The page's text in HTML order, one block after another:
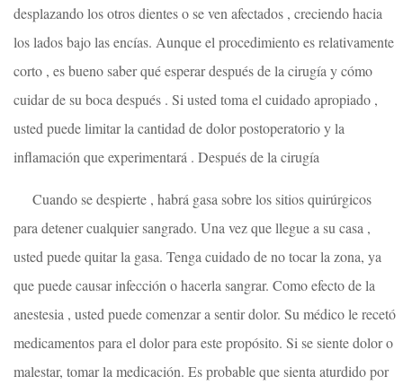
desplazando los otros dientes o se ven afectados , creciendo hacia
los lados bajo las encías. Aunque el procedimiento es relativamente
corto , es bueno saber qué esperar después de la cirugía y cómo
cuidar de su boca después . Si usted toma el cuidado apropiado ,
usted puede limitar la cantidad de dolor postoperatorio y la
inflamación que experimentará . Después de la cirugía
Cuando se despierte , habrá gasa sobre los sitios quirúrgicos
para detener cualquier sangrado. Una vez que llegue a su casa ,
usted puede quitar la gasa. Tenga cuidado de no tocar la zona, ya
que puede causar infección o hacerla sangrar. Como efecto de la
anestesia , usted puede comenzar a sentir dolor. Su médico le recetó
medicamentos para el dolor para este propósito. Si se siente dolor o
malestar, tomar la medicación. Es probable que sienta aturdido por